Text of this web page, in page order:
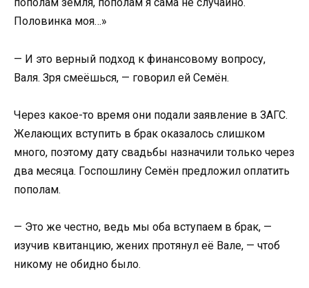
пополам земля, пополам я сама не случайно.
Половинка моя…»
— И это верный подход к финансовому вопросу,
Валя. Зря смеёшься, — говорил ей Семён.
Через какое-то время они подали заявление в ЗАГС.
Желающих вступить в брак оказалось слишком
много, поэтому дату свадьбы назначили только через
два месяца. Госпошлину Семён предложил оплатить
пополам.
— Это же честно, ведь мы оба вступаем в брак, —
изучив квитанцию, жених протянул её Вале, — чтоб
никому не обидно было.